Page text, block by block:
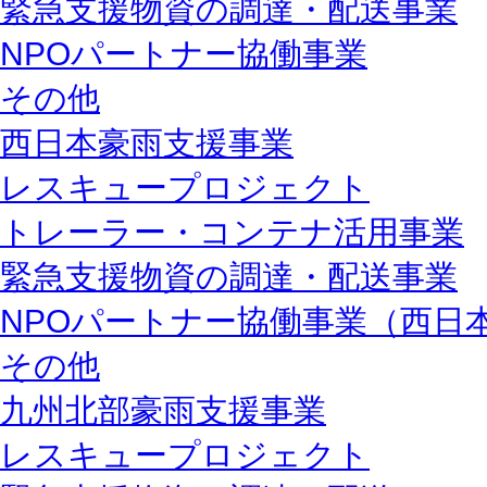
緊急支援物資の調達・配送事業
NPOパートナー協働事業
その他
西日本豪雨支援事業
レスキュープロジェクト
トレーラー・コンテナ活用事業
緊急支援物資の調達・配送事業
NPOパートナー協働事業（西日
その他
九州北部豪雨支援事業
レスキュープロジェクト